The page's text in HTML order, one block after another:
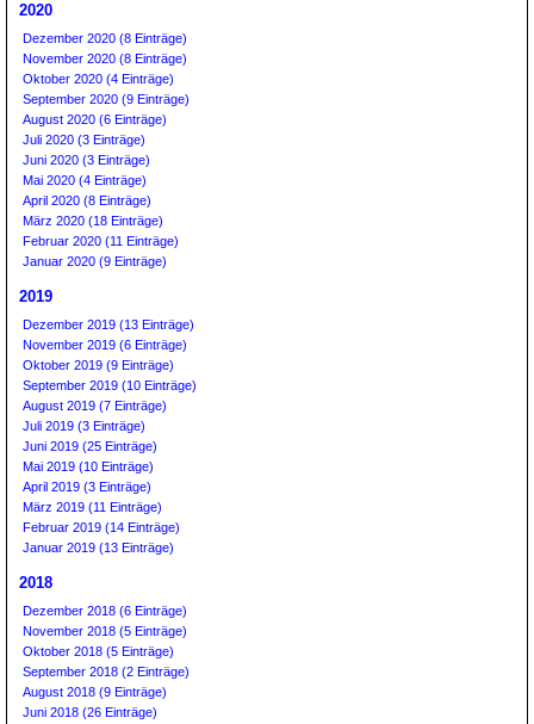
2020
Dezember 2020 (8 Einträge)
November 2020 (8 Einträge)
Oktober 2020 (4 Einträge)
September 2020 (9 Einträge)
August 2020 (6 Einträge)
Juli 2020 (3 Einträge)
Juni 2020 (3 Einträge)
Mai 2020 (4 Einträge)
April 2020 (8 Einträge)
März 2020 (18 Einträge)
Februar 2020 (11 Einträge)
Januar 2020 (9 Einträge)
2019
Dezember 2019 (13 Einträge)
November 2019 (6 Einträge)
Oktober 2019 (9 Einträge)
September 2019 (10 Einträge)
August 2019 (7 Einträge)
Juli 2019 (3 Einträge)
Juni 2019 (25 Einträge)
Mai 2019 (10 Einträge)
April 2019 (3 Einträge)
März 2019 (11 Einträge)
Februar 2019 (14 Einträge)
Januar 2019 (13 Einträge)
2018
Dezember 2018 (6 Einträge)
November 2018 (5 Einträge)
Oktober 2018 (5 Einträge)
September 2018 (2 Einträge)
August 2018 (9 Einträge)
Juni 2018 (26 Einträge)